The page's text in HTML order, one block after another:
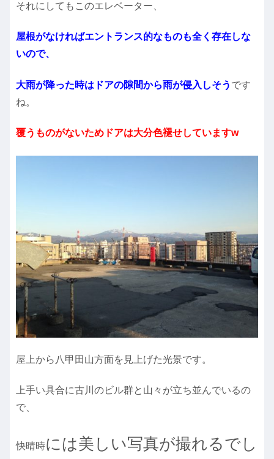
それにしてもこのエレベーター、
屋根がなければエントランス的なものも全く存在しな
いので、
大雨が降った時はドアの隙間から雨が侵入しそう です
ね。
覆うものがないためドアは大分色褪せしていますw
屋上から八甲田山方面を見上げた光景です。
上手い具合に古川のビル群と山々が立ち並んでいるの
で、
快晴時には美しい写真が撮れるでし